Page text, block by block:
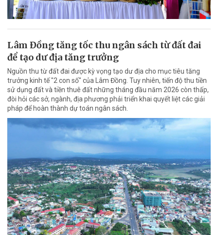
Lâm Đồng tăng tốc thu ngân sách từ đất đai
để tạo dư địa tăng trưởng
Nguồn thu từ đất đai được kỳ vọng tạo dư địa cho mục tiêu tăng
trưởng kinh tế "2 con số" của Lâm Đồng. Tuy nhiên, tiến độ thu tiền
sử dụng đất và tiền thuê đất những tháng đầu năm 2026 còn thấp,
đòi hỏi các sở, ngành, địa phương phải triển khai quyết liệt các giải
pháp để hoàn thành dự toán ngân sách.